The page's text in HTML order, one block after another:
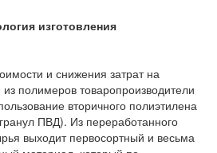
изготовления
и снижения затрат на
из полимеров товаропроизводители
вторичного полиэтилена
ПВД). Из переработанного
выходит первосортный и весьма